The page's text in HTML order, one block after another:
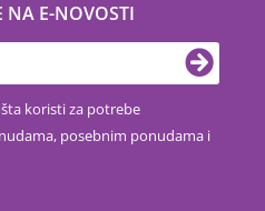
NA E-NOVOSTI
koristi za potrebe
posebnim ponudama i